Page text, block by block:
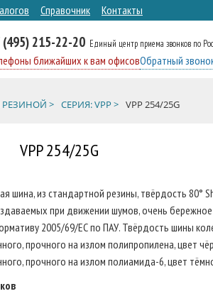
Справочник Контакты
(495) 215-22-20 Единый центр приема звонков по
ближайших к вам офисовОбратный
РЕЗИНОЙ > СЕРИЯ: VPP > VPP 254/25G
VPP 254/25G
шина, из стандартной резины, твёрдость 80°
при движении шумов, очень
2005/69/ЕС по ПАУ. Твёрдость шины
прочного на излом полипропилена, цвет
прочного на излом полиамида-6, цвет